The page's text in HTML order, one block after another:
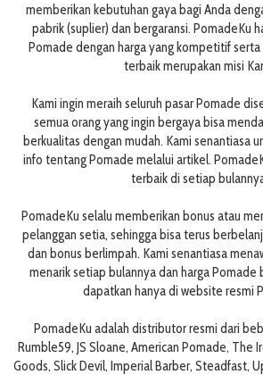
memberikan kebutuhan gaya bagi Anda
pabrik (suplier) dan bergaransi. PomadeKu
Pomade dengan harga yang kompetitif
terbaik merupakan misi
Kami ingin meraih seluruh pasar Pomade
semua orang yang ingin bergaya bisa
berkualitas dengan mudah. Kami senantiasa
info tentang Pomade melalui artikel.
terbaik di setiap
PomadeKu selalu memberikan bonus atau
pelanggan setia, sehingga bisa terus
dan bonus berlimpah. Kami senantiasa
menarik setiap bulannya dan harga Pomade
dapatkan hanya di website resmi
PomadeKu adalah distributor resmi dari
Rumble59, JS Sloane, American Pomade, The
Goods, Slick Devil, Imperial Barber, Steadfast,